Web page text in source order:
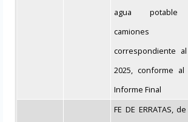
agua potable
camiones
correspondiente
2025, conforme
Informe Final
FE DE ERRATAS,